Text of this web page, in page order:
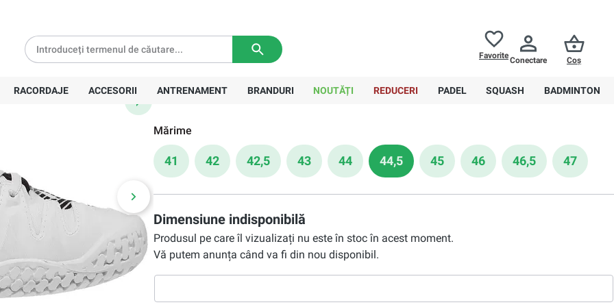
FavoriteConectare Coș
RACORDAJE ACCESORII ANTRENAMENT BRANDURI NOUTĂȚI REDUCERI PADEL SQUASH BADMINTON
Preț recomandat: 715,00 Lei
Mărime
41 42 42,5 43 44 44,5 45 46 46,5 47
Dimensiune indisponibilă
Produsul pe care îl vizualizați nu este în stoc în acest moment.
Vă putem anunța când va fi din nou disponibil.